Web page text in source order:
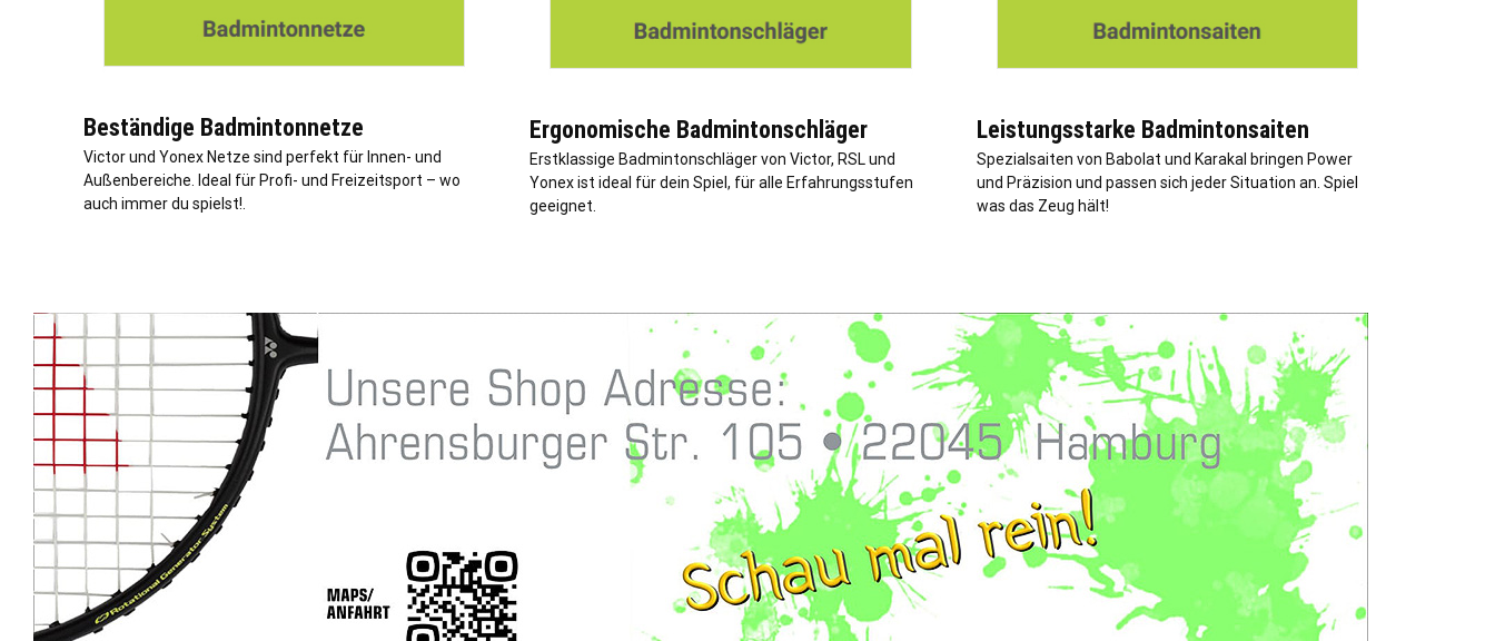
Beständige Badmintonnetze
Victor und Yonex Netze sind perfekt für Innen- und
Außenbereiche. Ideal für Profi- und Freizeitsport – wo
auch immer du spielst!.
Ergonomische Badmintonschläger
Erstklassige Badmintonschläger von Victor, RSL und
Yonex ist ideal für dein Spiel, für alle Erfahrungsstufen
geeignet.
Leistungsstarke Badmintonsaiten
Spezialsaiten von Babolat und Karakal bringen Power
und Präzision und passen sich jeder Situation an. Spiel
was das Zeug hält!